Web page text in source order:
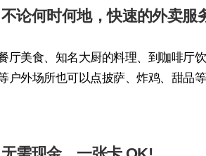
不论何时何地，快速的外卖服
厅美食、知名大厨的料理、到咖啡厅
户外场所也可以点披萨、炸鸡、甜品等